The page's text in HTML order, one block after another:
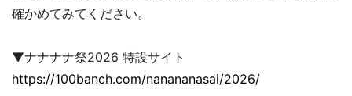
確かめてみてください。
▼ナナナナ祭2026 特設サイト
https://100banch.com/nanananasai/2026/